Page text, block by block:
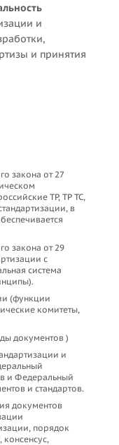
и
и принятия
закона от 27
ТР, ТР ТС,
в
закона от 29
с
система
(функции
комитеты,
документов )
и
и Федеральный
и стандартов.
документов
порядок
консенсус,